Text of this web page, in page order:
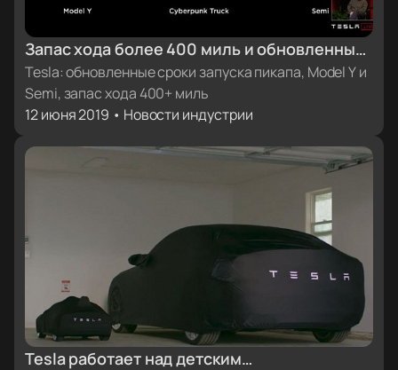
Запас хода более 400 миль и обновленные
сроки запуска пикапа Tesla, кроссовера
Model Y и тягача Semi
Tesla: обновленные сроки запуска пикапа, Model Y и
Semi, запас хода 400+ миль
12 июня 2019 • Новости индустрии
Tesla работает над детским